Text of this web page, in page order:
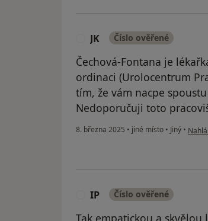
JK Číslo ověřené
Čechová-Fontana je
ordinaci (Urolocentrum
tím, že vám nacpe
Nedoporučuji toto
8. března 2025 • jiné místo • Jiný • podle
IP Číslo ověřené
Tak empatickou a